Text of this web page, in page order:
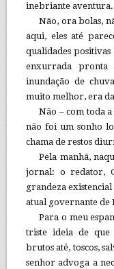
inebriante aventura.
Não, ora bolas,
aqui, eles até
qualidades positivas
enxurrada
inundação de
muito melhor, era
Não – com toda
não foi um sonho
chama de restos
Pela manhã,
jornal: o redator,
grandeza existencial
atual governante de
Para o meu
triste ideia de que
brutos até, toscos,
senhor advoga a